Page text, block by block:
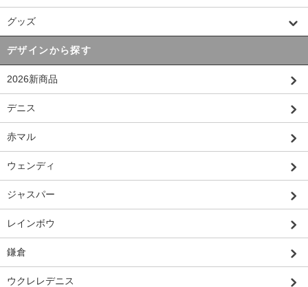
グッズ
デザインから探す
2026新商品
デニス
赤マル
ウェンディ
ジャスパー
レインボウ
鎌倉
ウクレレデニス